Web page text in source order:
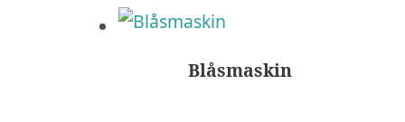
Blåsmaskin